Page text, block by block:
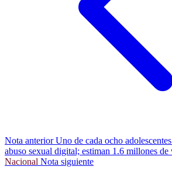
Nota anteriorUno de cada ocho
abuso sexual digital; estiman 1.6 millones de
Nacional Nota siguiente